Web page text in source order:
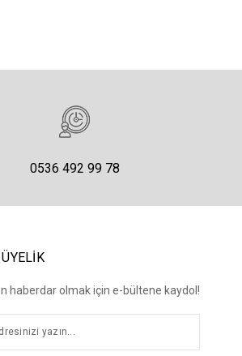
0536 492 99 78
haberdar olmak için e-bültene kaydol!